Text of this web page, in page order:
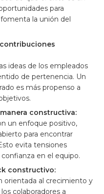
para
la unión del
ideas de los empleados
de pertenencia. Un
es más propenso a
constructiva:
un enfoque positivo,
para encontrar
evita tensiones
en el equipo.
constructivo:
orientada al crecimiento y
colaboradores a